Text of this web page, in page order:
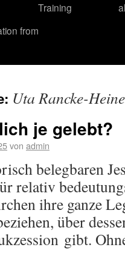
Training
from
Uta Rancke-
je gelebt?
von admin
belegbaren
relativ
ihre ganze
über
gibt.